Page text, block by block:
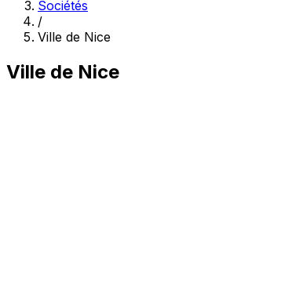
Sociétés
/
Ville de Nice
Ville de Nice